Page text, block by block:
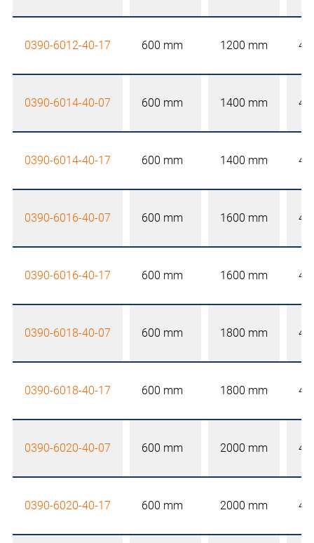
0390-6012-40-17 600 mm 1200 mm
0390-6014-40-07 600 mm 1400 mm
0390-6014-40-17 600 mm 1400 mm
0390-6016-40-07 600 mm 1600 mm
0390-6016-40-17 600 mm 1600 mm
0390-6018-40-07 600 mm 1800 mm
0390-6018-40-17 600 mm 1800 mm
0390-6020-40-07 600 mm 2000 mm
0390-6020-40-17 600 mm 2000 mm